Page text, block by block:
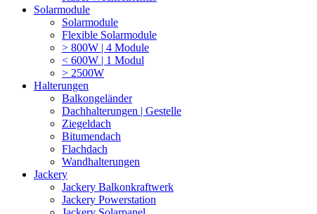
Solarmodule
Solarmodule
Flexible Solarmodule
> 800W | 4 Module
< 600W | 1 Modul
> 2500W
Halterungen
Balkongeländer
Dachhalterungen | Gestelle
Ziegeldach
Bitumendach
Flachdach
Wandhalterungen
Jackery
Jackery Balkonkraftwerk
Jackery Powerstation